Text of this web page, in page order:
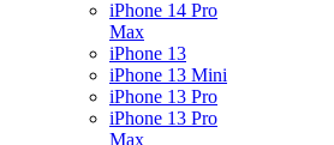
iPhone 14 Pro
Max
iPhone 13
iPhone 13 Mini
iPhone 13 Pro
iPhone 13 Pro
Max